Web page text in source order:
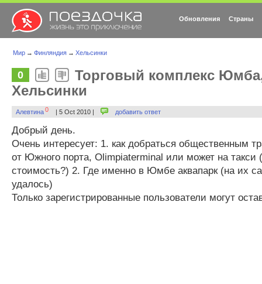
Обновления Страны
Мир → Финляндия → Хельсинки
0
Торговый комплекс
Хельсинки
Алевтина0 | 5 Oct 2010 | добавить ответ
Добрый день.
Очень интересует: 1. как добраться общественным
от Южного порта, Olimpiaterminal или может на такси
стоимость?) 2. Где именно в Юмбе аквапарк (на их
удалось)
Только зарегистрированные пользователи могут